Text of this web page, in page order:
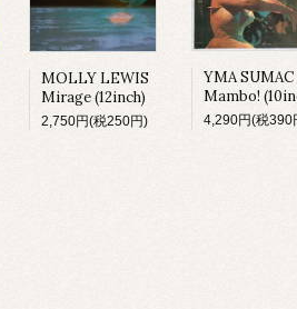
MOLLY LEWIS
Mirage (12inch)
2,750円(税250円)
YMA SUMAC
Mambo!
4,290円(税390